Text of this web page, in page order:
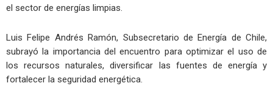
el sector de energías limpias.
Luis Felipe Andrés Ramón, Subsecretario de Energía de Chile,
subrayó la importancia del encuentro para optimizar el uso de
los recursos naturales, diversificar las fuentes de energía y
fortalecer la seguridad energética.